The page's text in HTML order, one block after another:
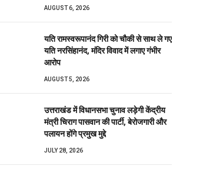
AUGUST 6, 2026
यति रामस्वरूपानंद गिरी को चौकी से साथ ले गए
यति नरसिंहानंद, मंदिर विवाद में लगाए गंभीर
आरोप
AUGUST 5, 2026
उत्तराखंड में विधानसभा चुनाव लड़ेगी केंद्रीय
मंत्री चिराग पासवान की पार्टी, बेरोजगारी और
पलायन होंगे प्रमुख मुद्दे
JULY 28, 2026